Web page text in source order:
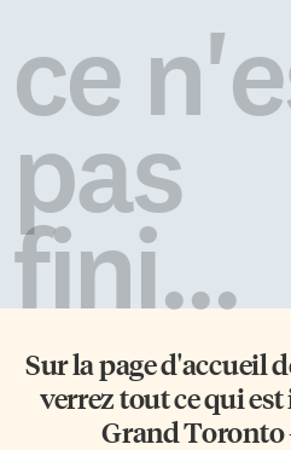
ce
pas
fini...
Sur la page d'accueil
verrez tout ce qui
Grand Toronto